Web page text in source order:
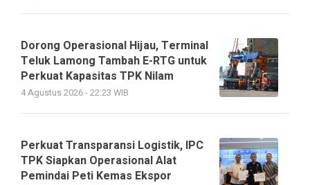
Dorong Operasional Hijau, Terminal
Teluk Lamong Tambah E-RTG untuk
Perkuat Kapasitas TPK Nilam
4 Agustus 2026 - 22:23 WIB
Perkuat Transparansi Logistik, IPC
TPK Siapkan Operasional Alat
Pemindai Peti Kemas Ekspor